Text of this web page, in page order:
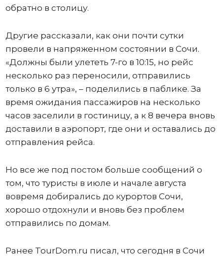
обратно в столицу.
Другие рассказали, как они почти сутки
провели в напряженном состоянии в Сочи.
«Должны были улететь 7-го в 10:15, но рейс
несколько раз переносили, отправились
только в 6 утра», – поделились в паблике. За
время ожидания пассажиров на несколько
часов заселили в гостиницу, а к 8 вечера вновь
доставили в аэропорт, где они и оставались до
отправления рейса.
Но все же под постом больше сообщений о
том, что туристы в июле и начале августа
вовремя добирались до курортов Сочи,
хорошо отдохнули и вновь без проблем
отправились по домам.
Ранее TourDom.ru писал, что сегодня в Сочи